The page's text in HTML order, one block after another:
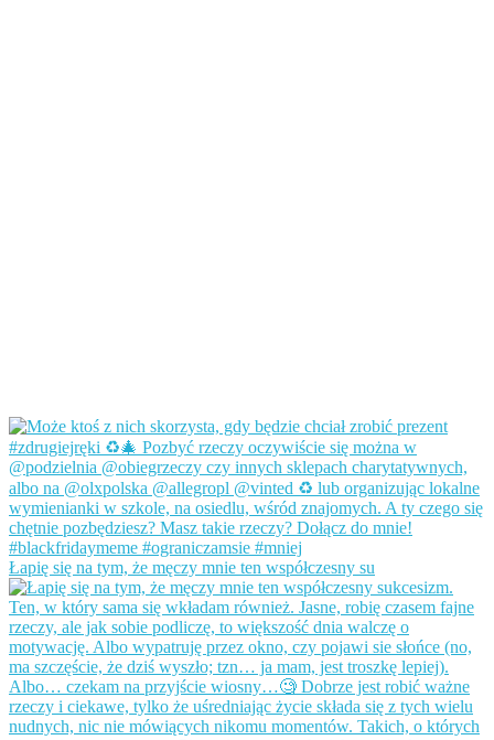
Łapię się na tym, że męczy mnie ten współczesny su